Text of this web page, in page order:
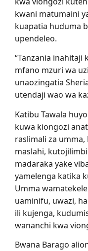
kwani matumaini
kuapatia huduma
upendeleo.
“Tanzania inahitaji
mfano mzuri wa
unaozingatia
utendaji wao wa
Katibu Tawala
kuwa kiongozi
raslimali za
maslahi,
madaraka yake
yamelenga katika
Umma
uaminifu, uwazi,
ili kujenga,
wananchi kwa
Bwana Barago